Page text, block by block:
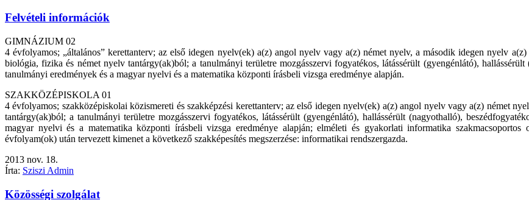
Felvételi információk
GIMNÁZIUM 02
4 évfolyamos; „általános” kerettanterv; az első idegen nyelv(ek) a(z) angol nyelv vagy a(z) német nyelv, a második idegen nyelv
biológia, fizika és német nyelv tantárgy(ak)ból; a tanulmányi területre mozgásszervi fogyatékos, látássérült (gyengénlátó),
tanulmányi eredmények és a magyar nyelvi és a matematika központi írásbeli vizsga eredménye alapján.
SZAKKÖZÉPISKOLA 01
4 évfolyamos; szakközépiskolai közismereti és szakképzési kerettanterv; az első idegen nyelv(ek) a(z) angol nyelv vagy a(z) német
tantárgy(ak)ból; a tanulmányi területre mozgásszervi fogyatékos, látássérült (gyengénlátó), hallássérült (nagyothalló),
magyar nyelvi és a matematika központi írásbeli vizsga eredménye alapján; elméleti és gyakorlati informatika szakmacsoportos
évfolyam(ok) után tervezett kimenet a következő szakképesítés megszerzése: informatikai rendszergazda.
2013 nov. 18.
Írta: Sziszi Admin
Közösségi szolgálat